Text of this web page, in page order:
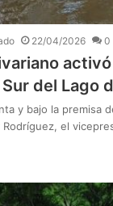
22/04/2026 0
activó
del Lago
y bajo la premisa
el